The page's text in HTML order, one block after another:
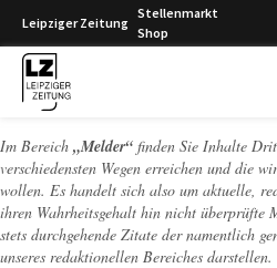
Leipziger Zeitung
Stellenmarkt
Shop
Im Bereich „Melder“ finden Sie Inhalte
verschiedensten Wegen erreichen und die
wollen. Es handelt sich also um aktuelle,
ihren Wahrheitsgehalt hin nicht überprüfte
stets durchgehende Zitate der namentlich
unseres redaktionellen Bereiches darstellen.